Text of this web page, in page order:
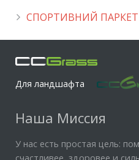
СПОРТИВНИЙ ПАРКЕТ
Для ландшафта
Наша Миссия
У нас есть простая цель: